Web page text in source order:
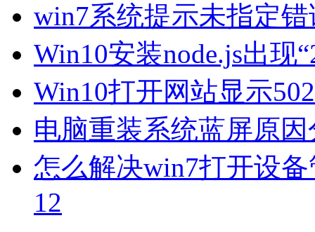
win7系统提示未指定
Win10安装node.js出现
Win10打开网站显示
电脑重装系统蓝屏原因
怎么解决win7打开设
12